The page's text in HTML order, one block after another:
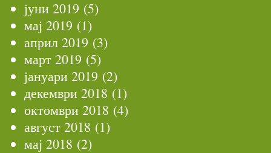
јуни 2019 (5)
мај 2019 (1)
април 2019 (3)
март 2019 (5)
јануари 2019 (2)
декември 2018 (1)
октомври 2018 (4)
август 2018 (1)
мај 2018 (2)